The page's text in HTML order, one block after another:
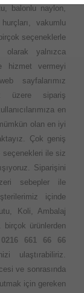
balonlu naylon,
vakumlu
seçeneklerle
olarak yalnızca
hizmet vermeyi
sayfalarımız
üzere sipariş
en
olan en iyi
Çok geniş
seçenekleri ile siz
Siparişini
sebepler ile
içinde
Koli, Ambalaj
birçok ürünlerden
0216 661 66 66
ulaştırabiliriz.
ve sonrasında
için gereken